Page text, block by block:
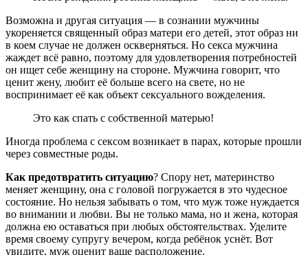
Возможна и другая ситуация — в сознании мужчины
укореняется священный образ матери его детей, этот образ ни
в коем случае не должен оскверняться. Но секса мужчина
жаждет всё равно, поэтому для удовлетворения потребностей
он ищет себе женщину на стороне. Мужчина говорит, что
ценит жену, любит её больше всего на свете, но не
воспринимает её как объект сексуального вожделения.
Это как спать с собственной матерью!
Иногда проблема с сексом возникает в парах, которые прошли
через совместные роды.
Как предотвратить ситуацию? Спору нет, материнство
меняет женщину, она с головой погружается в это чудесное
состояние. Но нельзя забывать о том, что муж тоже нуждается
во внимании и любви. Вы не только мама, но и жена, которая
должна ею оставаться при любых обстоятельствах. Уделите
время своему супругу вечером, когда ребёнок уснёт. Вот
увидите, муж оценит ваше расположение.